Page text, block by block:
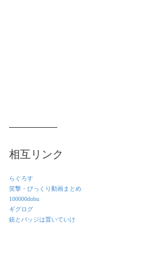
相互リンク
らぐろす
笑撃・びっくり動画まとめ
100000dobu
ギグログ
銃とバッジは置いていけ